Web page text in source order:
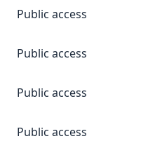
Public access
Public access
Public access
Public access